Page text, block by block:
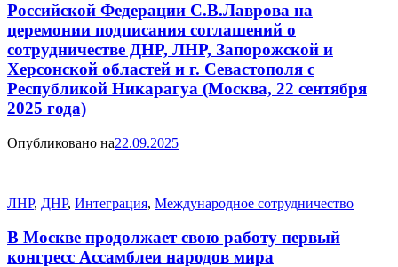
Российской Федерации С.В.Лаврова на
церемонии подписания соглашений о
сотрудничестве ДНР, ЛНР, Запорожской и
Херсонской областей и г. Севастополя с
Республикой Никарагуа (Москва, 22 сентября
2025 года)
Опубликовано на22.09.2025
ЛНР, ДНР, Интеграция, Международное сотрудничество
В Москве продолжает свою работу первый
конгресс Ассамблеи народов мира